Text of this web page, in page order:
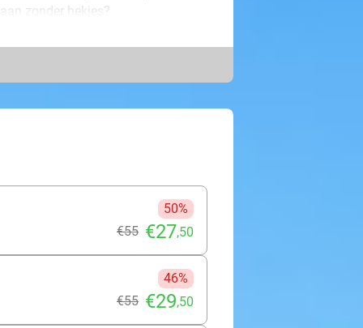
zonder hekjes?
gelegen in een prachtige
combineren met een lekkere
50%
€55 €27,50
46%
€55 €29,50